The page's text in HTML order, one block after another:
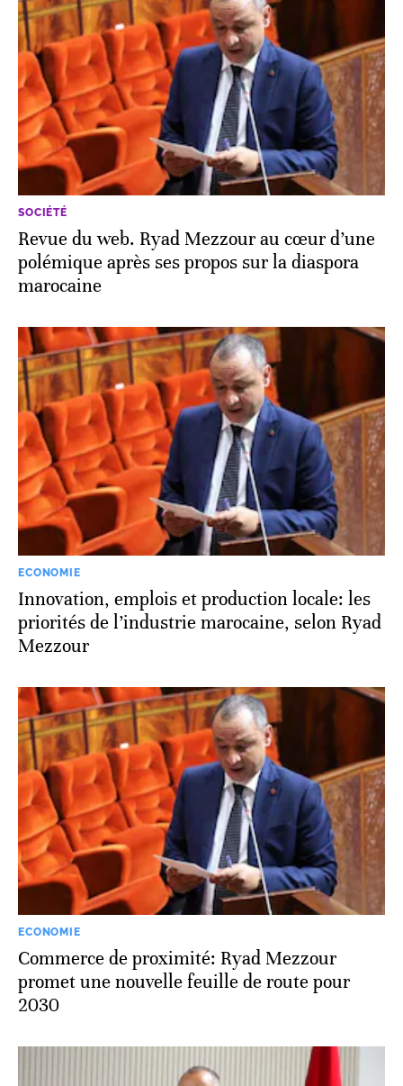
SOCIÉTÉ
Revue du web. Ryad Mezzour au cœur d’une
polémique après ses propos sur la diaspora
marocaine
ECONOMIE
Innovation, emplois et production locale: les
priorités de l’industrie marocaine, selon Ryad
Mezzour
ECONOMIE
Commerce de proximité: Ryad Mezzour
promet une nouvelle feuille de route pour
2030